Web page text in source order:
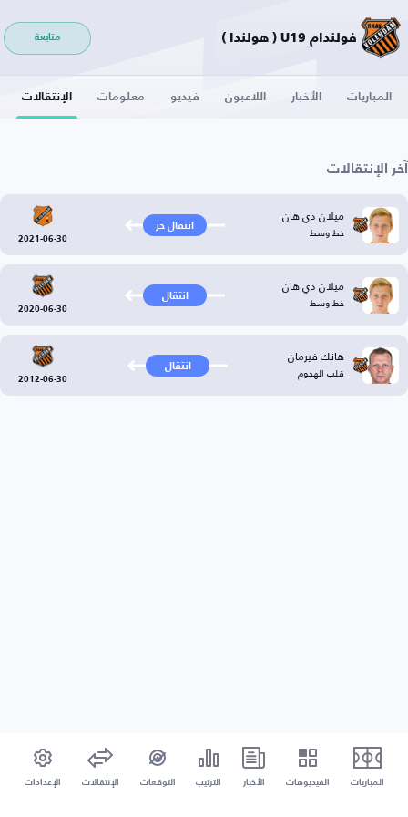
فولندام U19 ( هولندا ) متابعة
المباريات الأخبار اللاعبون فيديو معلومات الإنتقالات
آخر الإنتقالات
ميلان دي هان
خط وسط انتقال حر
2021-06-30
ميلان دي هان
خط وسط انتقال
2020-06-30
هانك فيرمان
قلب الهجوم انتقال
2012-06-30
المباريات الفيديوهات الأخبار الترتيب التوقعات الإنتقالات الإعدادات